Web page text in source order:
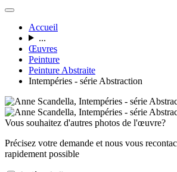
Accueil
...
Œuvres
Peinture
Peinture Abstraite
Intempéries - série Abstraction
Vous souhaitez d'autres photos de l'œuvre?
Précisez votre demande et nous vous
rapidement possible